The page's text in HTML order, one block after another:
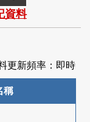
資料
更新頻率：即時
稱